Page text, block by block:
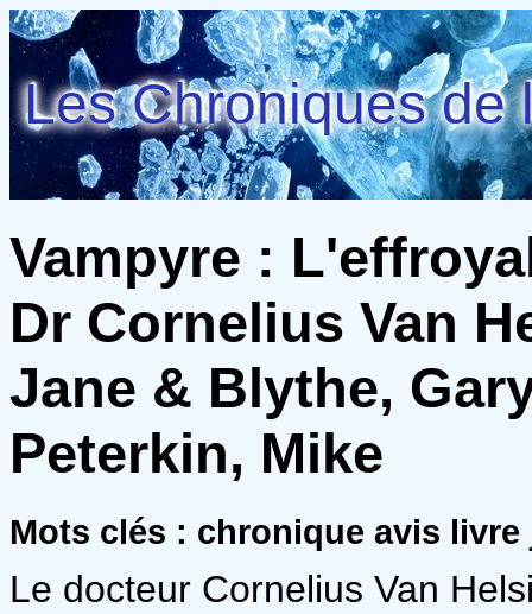
Les Chroniques de
Vampyre :
Dr Cornelius Van
Jane & Blythe,
Peterkin, Mike
Mots clés : chronique avis
Le docteur Cornelius Van